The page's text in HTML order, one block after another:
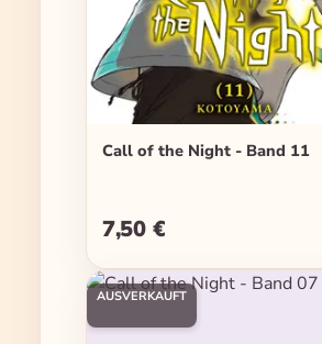
Call of the Night - Band 11
Regulärer Preis:
7,50 €
AUSVERKAUFT